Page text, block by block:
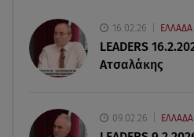
χρήματα στους
07.08.26 , 18:45
16.02.26 ΕΛΛΑΔΑ
LEADERS
Ατσαλάκης
09.02.26 ΕΛΛΑΔΑ